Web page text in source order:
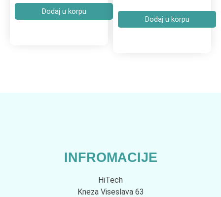
Dodaj u korpu
Dodaj u korpu
INFROMACIJE
HiTech
Kneza Viseslava 63